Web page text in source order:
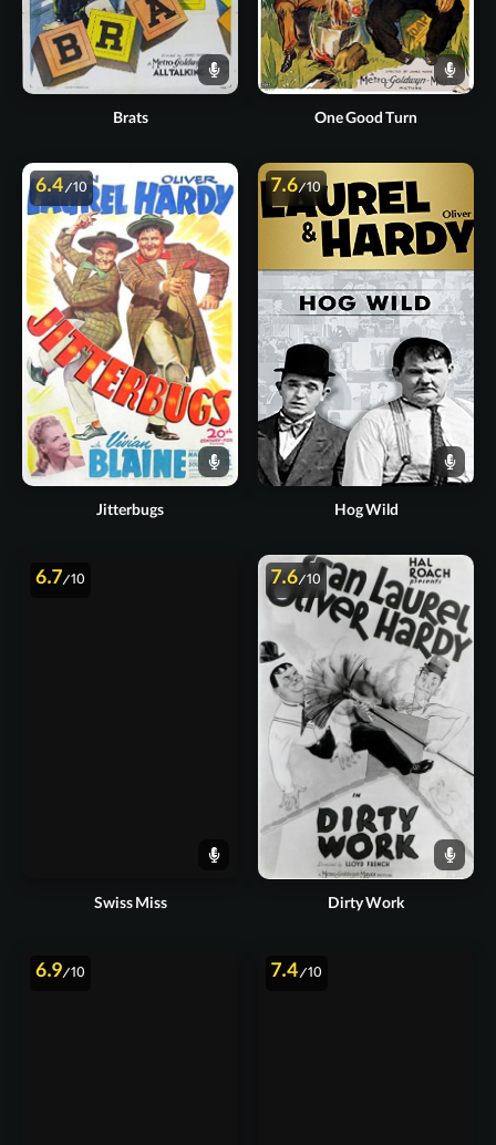
One Good Turn
Brats
7.6/10
Hog Wild
6.4/10
Jitterbugs
7.6/10
Dirty Work
6.7/10
Swiss Miss
7.4/10
6.9/10